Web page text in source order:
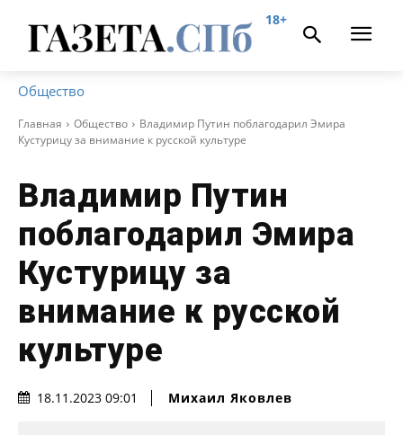
18+
Общество
Главная Общество
Владимир Путин поблагодарил Эмира
Кустурицу за внимание к русской культуре
Владимир Путин
поблагодарил Эмира
Кустурицу за
внимание к русской
культуре
18.11.2023 09:01 Михаил Яковлев